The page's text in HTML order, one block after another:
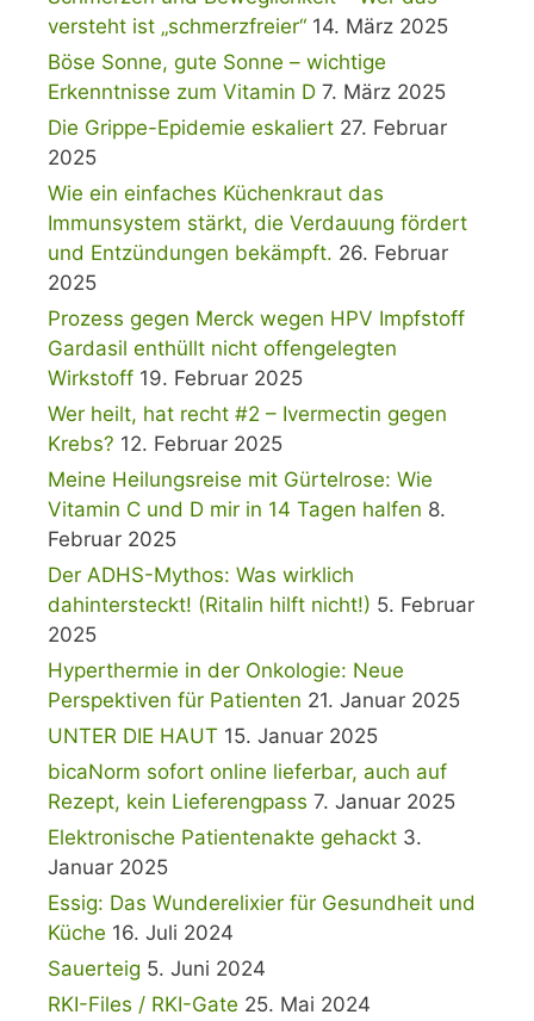
versteht ist „schmerzfreier“ 14. März 2025
Böse Sonne, gute Sonne – wichtige
Erkenntnisse zum Vitamin D 7. März 2025
Die Grippe-Epidemie eskaliert 27. Februar
2025
Wie ein einfaches Küchenkraut das
Immunsystem stärkt, die Verdauung fördert
und Entzündungen bekämpft. 26. Februar
2025
Prozess gegen Merck wegen HPV Impfstoff
Gardasil enthüllt nicht offengelegten
Wirkstoff 19. Februar 2025
Wer heilt, hat recht #2 – Ivermectin gegen
Krebs? 12. Februar 2025
Meine Heilungsreise mit Gürtelrose: Wie
Vitamin C und D mir in 14 Tagen halfen 8.
Februar 2025
Der ADHS-Mythos: Was wirklich
dahintersteckt! (Ritalin hilft nicht!) 5. Februar
2025
Hyperthermie in der Onkologie: Neue
Perspektiven für Patienten 21. Januar 2025
UNTER DIE HAUT 15. Januar 2025
bicaNorm sofort online lieferbar, auch auf
Rezept, kein Lieferengpass 7. Januar 2025
Elektronische Patientenakte gehackt 3.
Januar 2025
Essig: Das Wunderelixier für Gesundheit und
Küche 16. Juli 2024
Sauerteig 5. Juni 2024
RKI-Files / RKI-Gate 25. Mai 2024